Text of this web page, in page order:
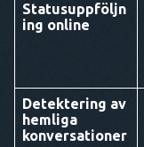
Statusuppföljn
ing online
Detektering av
hemliga
konversationer